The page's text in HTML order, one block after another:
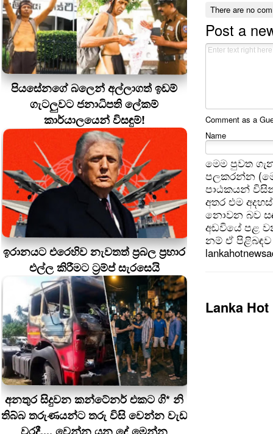
පියසේනගේ බලෙන් අල්ලාගත් ඉඩම්
ගැටලුවට ජනාධිපති ලේකම්
කාර්යාලයෙන් විසඳුම්!
ඉරානයට එරෙහිව නැවතත් ප්‍රබල ප්‍රහාර
එල්ල කිරීමට ට්‍රම්ප් සැරසෙයි
අනතුර සිදුවන කන්ටේනර් එකට ගි* නි
තිබ්බ තරුණයන්ට තරු විසි වෙන්න වැඩ
There are no
Post a
Comment as a
Name
මෙම පුවත
පලකරන්න
පාඨකයන්
අතර එම
නොවන බව
අඩවියේ පළ
නම් ඒ පිළිබඳව
Lanka